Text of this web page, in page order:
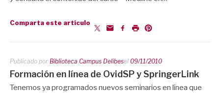
Comparta este artículo
Publicado por Biblioteca Campus Delibesel 09/11/2010
Formación en línea de OvidSP y SpringerLink
Tenemos ya programados nuevos seminarios en línea que